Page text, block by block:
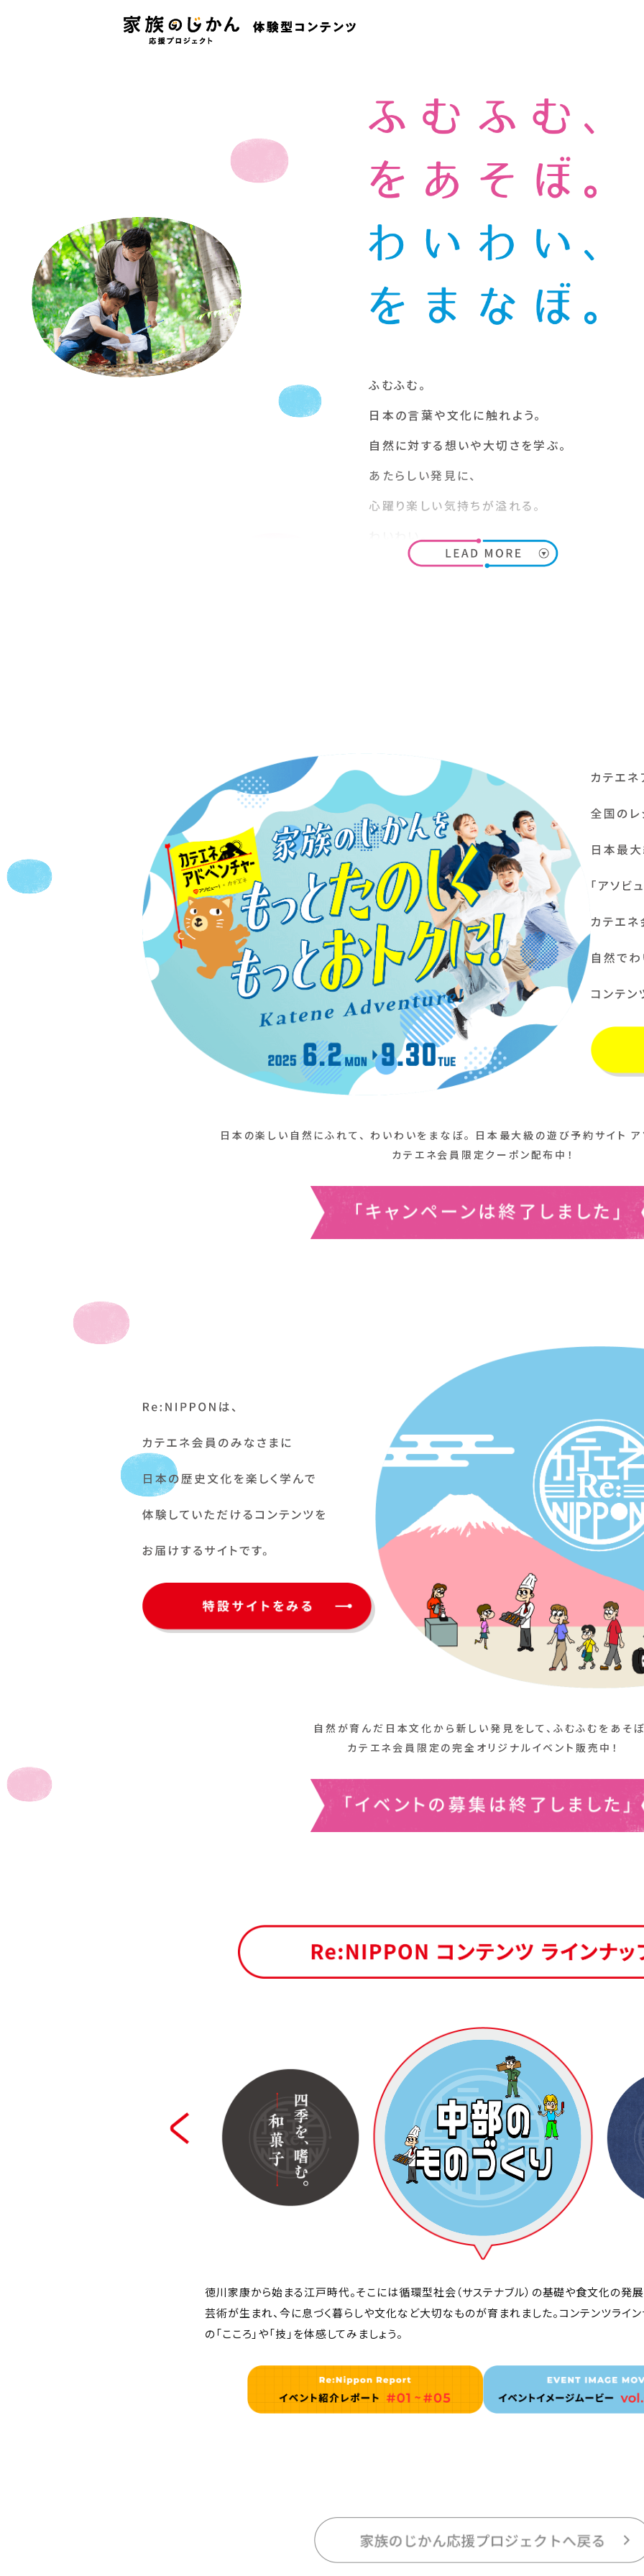
ふむふむ。
日本の言葉や文化に触れよう。
自然に対する想いや大切さを学ぶ。
あたらしい発見に、
心躍り楽しい気持ちが溢れる。
わいわい。
自然をからだ全体で楽しもう。
なるほど、につながる。
日本の楽しい自然にふれて、 わいわいをまなぼ。 日本最大級の遊び予約サイト ア
カテエネ会員限定クーポン配布中！
自然が育んだ日本文化から新しい発見をして、 ふむふむをあそぼ
カテエネ会員限定の完全オリジナルイベント販売中！
徳川家康から始まる江戸時代。そこには循環型社会（サステナブル）の基礎や食文化の発
芸術が生まれ、今に息づく暮らしや文化など大切なものが育まれました。コンテンツライ
の「こころ」や「技」を体感してみましょう。